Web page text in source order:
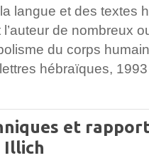
langue et des textes
de nombreux
du corps
hébraïques, 1993
et
Illich